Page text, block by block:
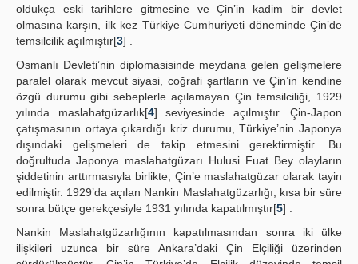
oldukça eski tarihlere gitmesine ve Çin’in kadim bir devlet
olmasına karşın, ilk kez Türkiye Cumhuriyeti döneminde Çin’de
temsilcilik açılmıştır[3] .
Osmanlı Devleti’nin diplomasisinde meydana gelen gelişmelere
paralel olarak mevcut siyasi, coğrafi şartların ve Çin’in kendine
özgü durumu gibi sebeplerle açılamayan Çin temsilciliği, 1929
yılında maslahatgüzarlık[4] seviyesinde açılmıştır. Çin-Japon
çatışmasının ortaya çıkardığı kriz durumu, Türkiye’nin Japonya
dışındaki gelişmeleri de takip etmesini gerektirmiştir. Bu
doğrultuda Japonya maslahatgüzarı Hulusi Fuat Bey olayların
şiddetinin arttırmasıyla birlikte, Çin’e maslahatgüzar olarak tayin
edilmiştir. 1929’da açılan Nankin Maslahatgüzarlığı, kısa bir süre
sonra bütçe gerekçesiyle 1931 yılında kapatılmıştır[5] .
Nankin Maslahatgüzarlığının kapatılmasından sonra iki ülke
ilişkileri uzunca bir süre Ankara’daki Çin Elçiliği üzerinden